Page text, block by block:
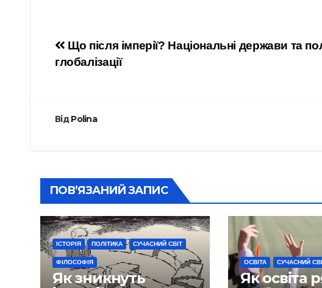
Навігація
записів
Що після імперії? Національні держави та
глобалізації
ВідPolina
ПОВ’ЯЗАНИЙ ЗАПИС
ІСТОРІЯ ПОЛІТИКА СУЧАСНИЙ СВІТ
ФІЛОСОФІЯ
Як зникнуть
ОСВІТА СУЧАСНИЙ
Як освіта